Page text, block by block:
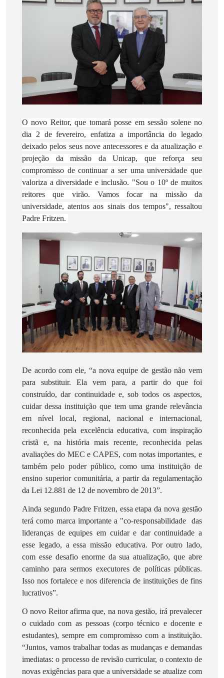
O novo Reitor, que tomará posse em sessão solene no
dia 2 de fevereiro, enfatiza a importância do legado
deixado pelos seus nove antecessores e da atualização e
projeção da missão da Unicap, que reforça seu
compromisso de continuar a ser uma universidade que
valoriza a diversidade e inclusão. "Sou o 10º de muitos
reitores que virão. Vamos focar na missão da
universidade, atentos aos sinais dos tempos", ressaltou
Padre Fritzen.
De acordo com ele, “a nova equipe de gestão não vem
para substituir. Ela vem para, a partir do que foi
construído, dar continuidade e, sob todos os aspectos,
cuidar dessa instituição que tem uma grande relevância
em nível local, regional, nacional e internacional,
reconhecida pela excelência educativa, com inspiração
cristã e, na história mais recente, reconhecida pelas
avaliações do MEC e CAPES, com notas importantes, e
também pelo poder público, como uma instituição de
ensino superior comunitária, a partir da regulamentação
da Lei 12.881 de 12 de novembro de 2013”.
Ainda segundo Padre Fritzen, essa etapa da nova gestão
terá como marca importante a "co-responsabilidade das
lideranças de equipes em cuidar e dar continuidade a
esse legado, a essa missão educativa. Por outro lado,
com esse desafio enorme da sua atualização, que abre
caminho para sermos executores de políticas públicas.
Isso nos fortalece e nos diferencia de instituições de fins
lucrativos”.
O novo Reitor afirma que, na nova gestão, irá prevalecer
o cuidado com as pessoas (corpo técnico e docente e
estudantes), sempre em compromisso com a instituição.
“Juntos, vamos trabalhar todas as mudanças e demandas
imediatas: o processo de revisão curricular, o contexto de
novas exigências para que a universidade se atualize com